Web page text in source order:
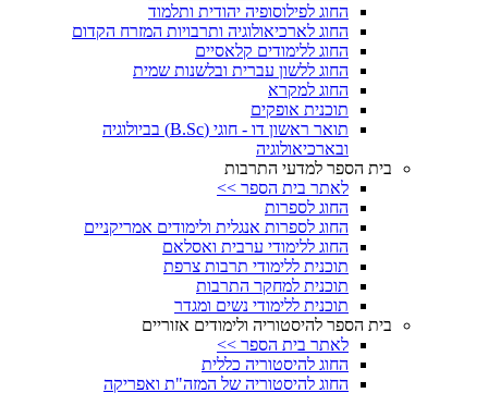
החוג לפילוסופיה יהודית ותלמוד
החוג לארכיאולוגיה ותרבויות המזרח הקדום
החוג ללימודים קלאסיים
החוג ללשון עברית ובלשנות שמית
החוג למקרא
תוכנית אופקים
תואר ראשון דו - חוגי (B.Sc) בביולוגיה
ובארכיאולוגיה
בית הספר למדעי התרבות
לאתר בית הספר >>
החוג לספרות
החוג לספרות אנגלית ולימודים אמריקניים
החוג ללימודי ערבית ואסלאם
תוכנית ללימודי תרבות צרפת
תוכנית למחקר התרבות
תוכנית ללימודי נשים ומגדר
בית הספר להיסטוריה ולימודים אזוריים
לאתר בית הספר >>
החוג להיסטוריה כללית
החוג להיסטוריה של המזה"ת ואפריקה